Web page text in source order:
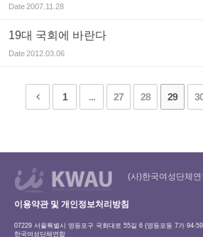
Date2007.11.28
19대 국회에 바란다
Date2012.03.06
1 ... 27 28 29
(사)한국여성단체
이용약관 및 개인정보처리방침
07229 서울특별시 영등포구 국회대로 55길 6 (영등포동 7가 94-
한국여성단체연합